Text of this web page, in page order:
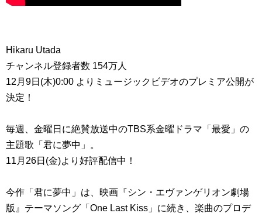
Hikaru Utada
チャンネル登録者数 154万人
12月9日(木)0:00 よりミュージックビデオのプレミア公開が
決定！
毎週、金曜日に絶賛放送中のTBS系金曜ドラマ「最愛」の
主題歌「君に夢中」。
11月26日(金)より好評配信中！
今作「君に夢中」は、映画『シン・エヴァンゲリオン劇場
版』テーマソング「One Last Kiss」に続き、楽曲のプロデ